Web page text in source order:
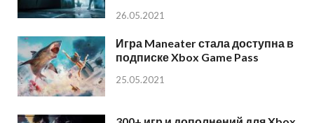
26.05.2021
Игра Maneater стала доступна в
подписке Xbox Game Pass
25.05.2021